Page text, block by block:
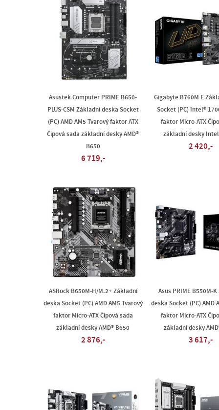
Asustek Computer PRIME B650-
PLUS-CSM Základní deska Socket
(PC) AMD AM5 Tvarový faktor ATX
Čipová sada základní desky AMD®
B650
6 719,-
Gigabyte B760M E
Socket (PC) Intel®
faktor Micro-ATX
základní desky
2 420,-
ASRock B650M-H/M.2+ Základní
deska Socket (PC) AMD AM5 Tvarový
faktor Micro-ATX Čipová sada
základní desky AMD® B650
2 876,-
Asus PRIME B550M-
deska Socket (PC) AMD
faktor Micro-ATX
základní desky
3 617,-